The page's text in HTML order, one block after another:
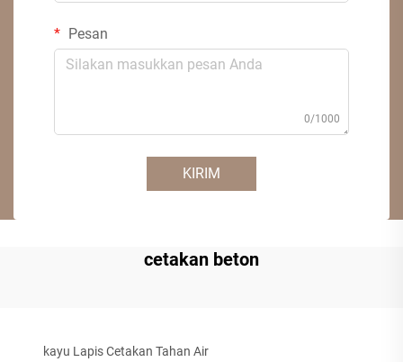
Pesan
0/1000
KIRIM
cetakan beton
kayu Lapis Cetakan Tahan Air